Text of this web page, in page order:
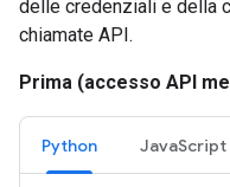
delle credenziali e della
chiamate API.
Prima (accesso API
Python JavaScript